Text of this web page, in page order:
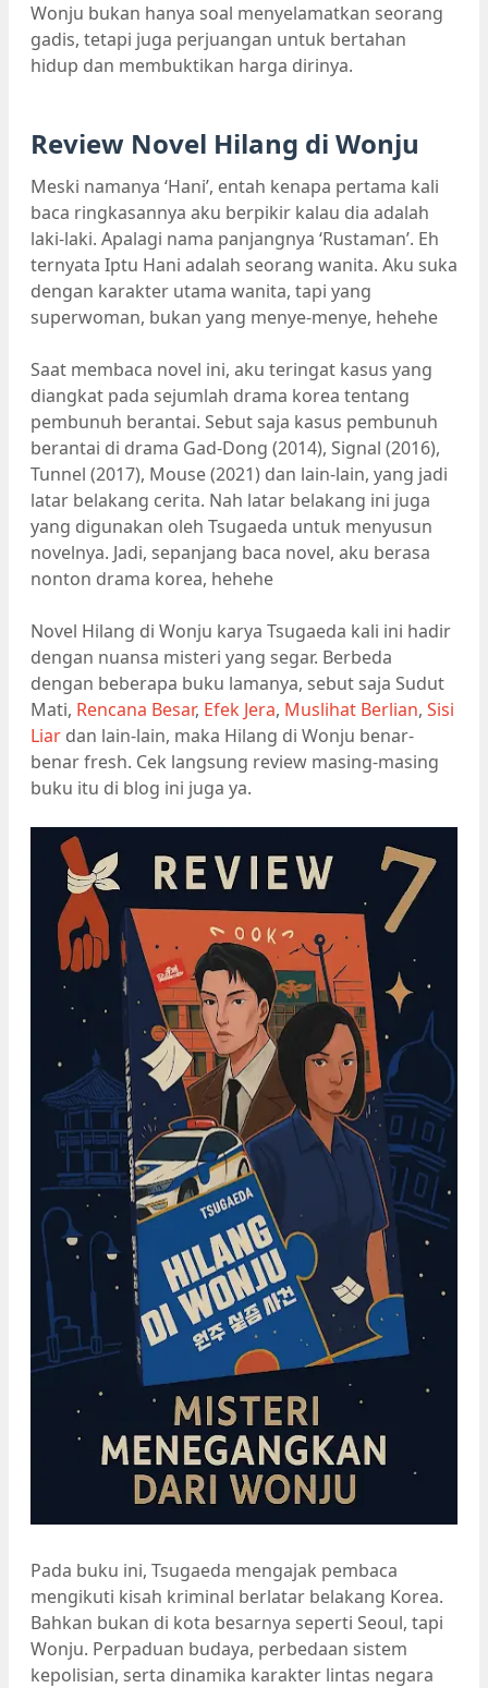
Wonju bukan hanya soal menyelamatkan seorang
gadis, tetapi juga perjuangan untuk bertahan
hidup dan membuktikan harga dirinya.
Review Novel Hilang di Wonju
Meski namanya ‘Hani’, entah kenapa pertama kali
baca ringkasannya aku berpikir kalau dia adalah
laki-laki. Apalagi nama panjangnya ‘Rustaman’. Eh
ternyata Iptu Hani adalah seorang wanita. Aku suka
dengan karakter utama wanita, tapi yang
superwoman, bukan yang menye-menye, hehehe
Saat membaca novel ini, aku teringat kasus yang
diangkat pada sejumlah drama korea tentang
pembunuh berantai. Sebut saja kasus pembunuh
berantai di drama Gad-Dong (2014), Signal (2016),
Tunnel (2017), Mouse (2021) dan lain-lain, yang jadi
latar belakang cerita. Nah latar belakang ini juga
yang digunakan oleh Tsugaeda untuk menyusun
novelnya. Jadi, sepanjang baca novel, aku berasa
nonton drama korea, hehehe
Novel Hilang di Wonju karya Tsugaeda kali ini hadir
dengan nuansa misteri yang segar. Berbeda
dengan beberapa buku lamanya, sebut saja Sudut
Mati, Rencana Besar, Efek Jera, Muslihat Berlian, Sisi
Liar dan lain-lain, maka Hilang di Wonju benar-
benar fresh. Cek langsung review masing-masing
buku itu di blog ini juga ya.
Pada buku ini, Tsugaeda mengajak pembaca
mengikuti kisah kriminal berlatar belakang Korea.
Bahkan bukan di kota besarnya seperti Seoul, tapi
Wonju. Perpaduan budaya, perbedaan sistem
kepolisian, serta dinamika karakter lintas negara